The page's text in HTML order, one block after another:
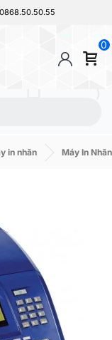
0
in nhãn Máy In